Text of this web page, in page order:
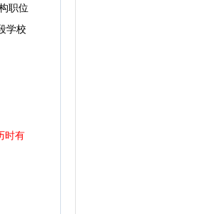
职位
学校
时有